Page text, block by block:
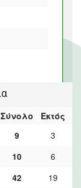
Σύνολο Εκτός
9
3
10
6
42 19